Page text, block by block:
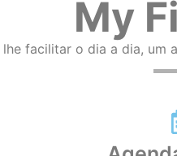
My
lhe facilitar o dia a dia, um